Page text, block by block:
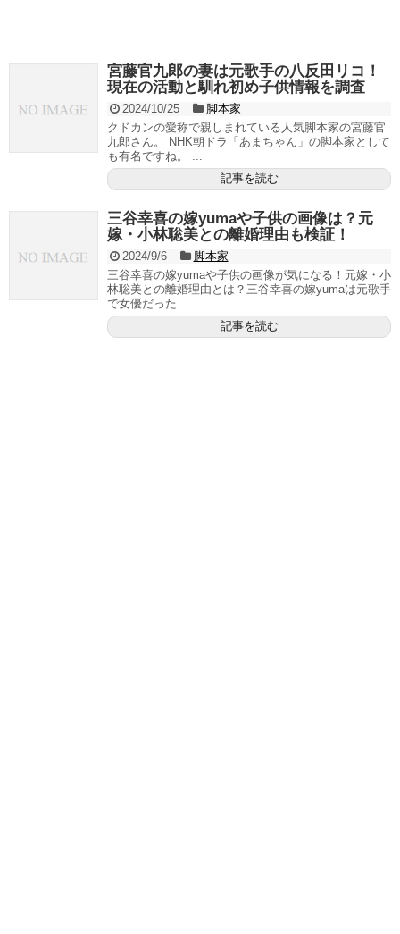
宮藤官九郎の妻は元歌手の八反田リコ！
現在の活動と馴れ初め子供情報を調査
2024/10/25
脚本家
クドカンの愛称で親しまれている人気脚本家の宮藤官
九郎さん。 NHK朝ドラ「あまちゃん」の脚本家として
も有名ですね。 ...
記事を読む
三谷幸喜の嫁yumaや子供の画像は？元
嫁・小林聡美との離婚理由も検証！
2024/9/6
脚本家
三谷幸喜の嫁yumaや子供の画像が気になる！元嫁・小
林聡美との離婚理由とは？三谷幸喜の嫁yumaは元歌手
で女優だった...
記事を読む